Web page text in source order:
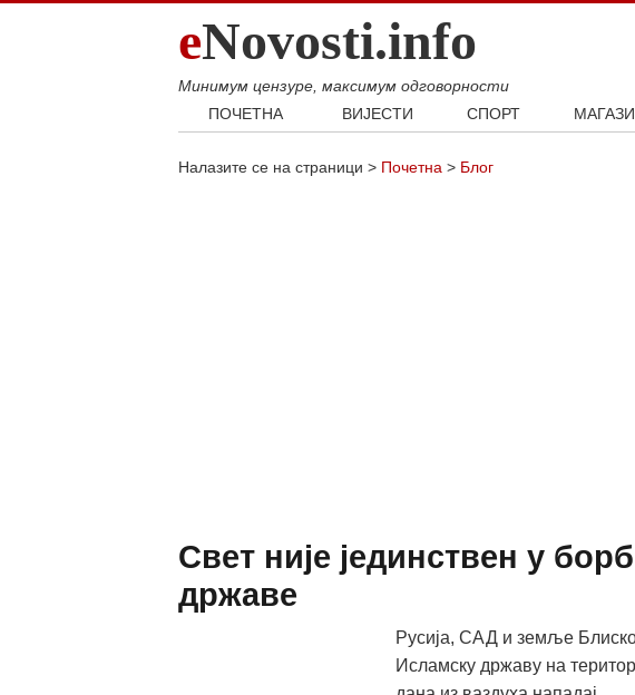
eNovosti.info
Минимум цензуре, максимум одговорности
ПОЧЕТНА
ВИЈЕСТИ
Балкан
СПОРТ
Кошарка
Налазите се на страници > Почетна > Блог
Свет није јединствен у
државе
Русија, САД и земље
Исламску државу на